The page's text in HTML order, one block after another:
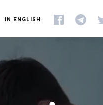
IN ENGLISH